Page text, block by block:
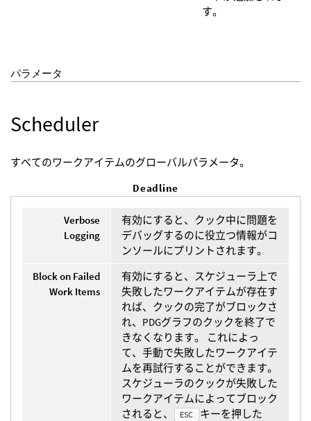
す。
パラメータ
Scheduler
すべてのワークアイテムのグローバルパラメータ。
Deadline
Verbose
Logging
有効にすると、クック中に問題を
デバッグするのに役立つ情報がコ
ンソールにプリントされます。
Block on Failed
Work Items
有効にすると、スケジューラ上で
失敗したワークアイテムが存在す
れば、クックの完了がブロックさ
れ、PDGグラフのクックを終了で
きなくなります。 これによっ
て、手動で失敗したワークアイテ
ムを再試行することができます。
スケジューラのクックが失敗した
ワークアイテムによってブロック
されると、
ESC
キーを押した